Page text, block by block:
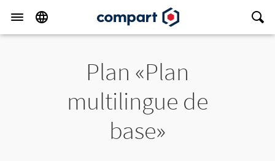
Plan «Plan
multilingue de
base»